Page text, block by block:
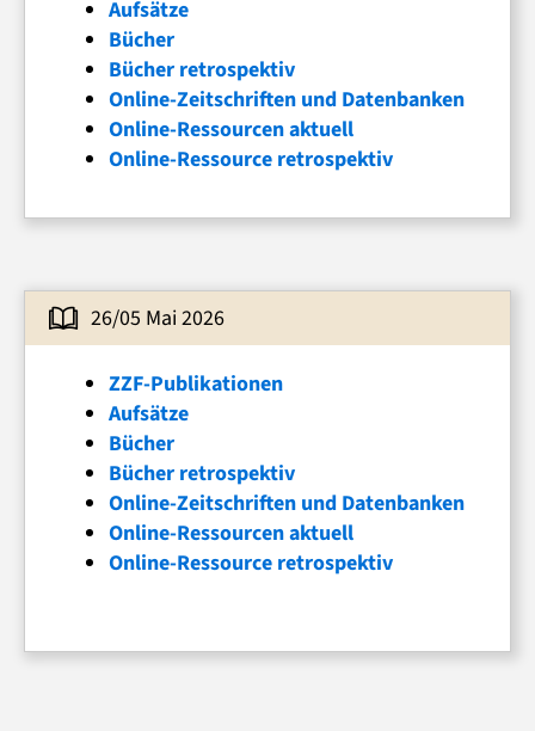
Aufsätze
Bücher
Bücher retrospektiv
Online-Zeitschriften und Datenbanken
Online-Ressourcen aktuell
Online-Ressource retrospektiv
26/05 Mai 2026
ZZF-Publikationen
Aufsätze
Bücher
Bücher retrospektiv
Online-Zeitschriften und Datenbanken
Online-Ressourcen aktuell
Online-Ressource retrospektiv